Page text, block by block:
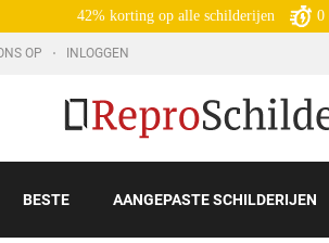
42% korting op alle schilderijen 0
OP INLOGGEN
BESTE AANGEPASTE SCHILDERIJEN